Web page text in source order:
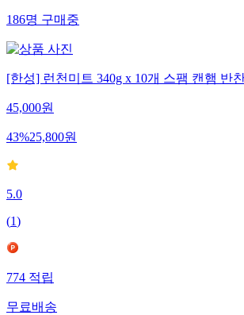
186명 구매중
[한성] 런천미트 340g x 10개 스팸 캔햄 반
45,000원
43%25,800원
5.0
(1)
774 적립
무료배송